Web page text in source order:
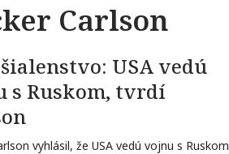
Carlson
USA vedú
s Ruskom, tvrdí
vyhlásil, že USA vedú vojnu s Ruskom